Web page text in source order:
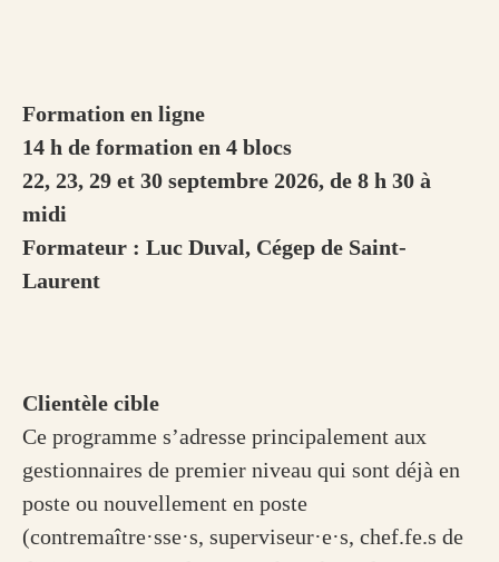
Formation en ligne
14 h de formation en 4 blocs
22, 23, 29 et 30 septembre 2026, de 8 h 30 à
midi
Formateur : Luc Duval, Cégep de Saint-
Laurent
Clientèle cible
Ce programme s’adresse principalement aux
gestionnaires de premier niveau qui sont déjà en
poste ou nouvellement en poste
(contremaître·sse·s, superviseur·e·s, chef.fe.s de